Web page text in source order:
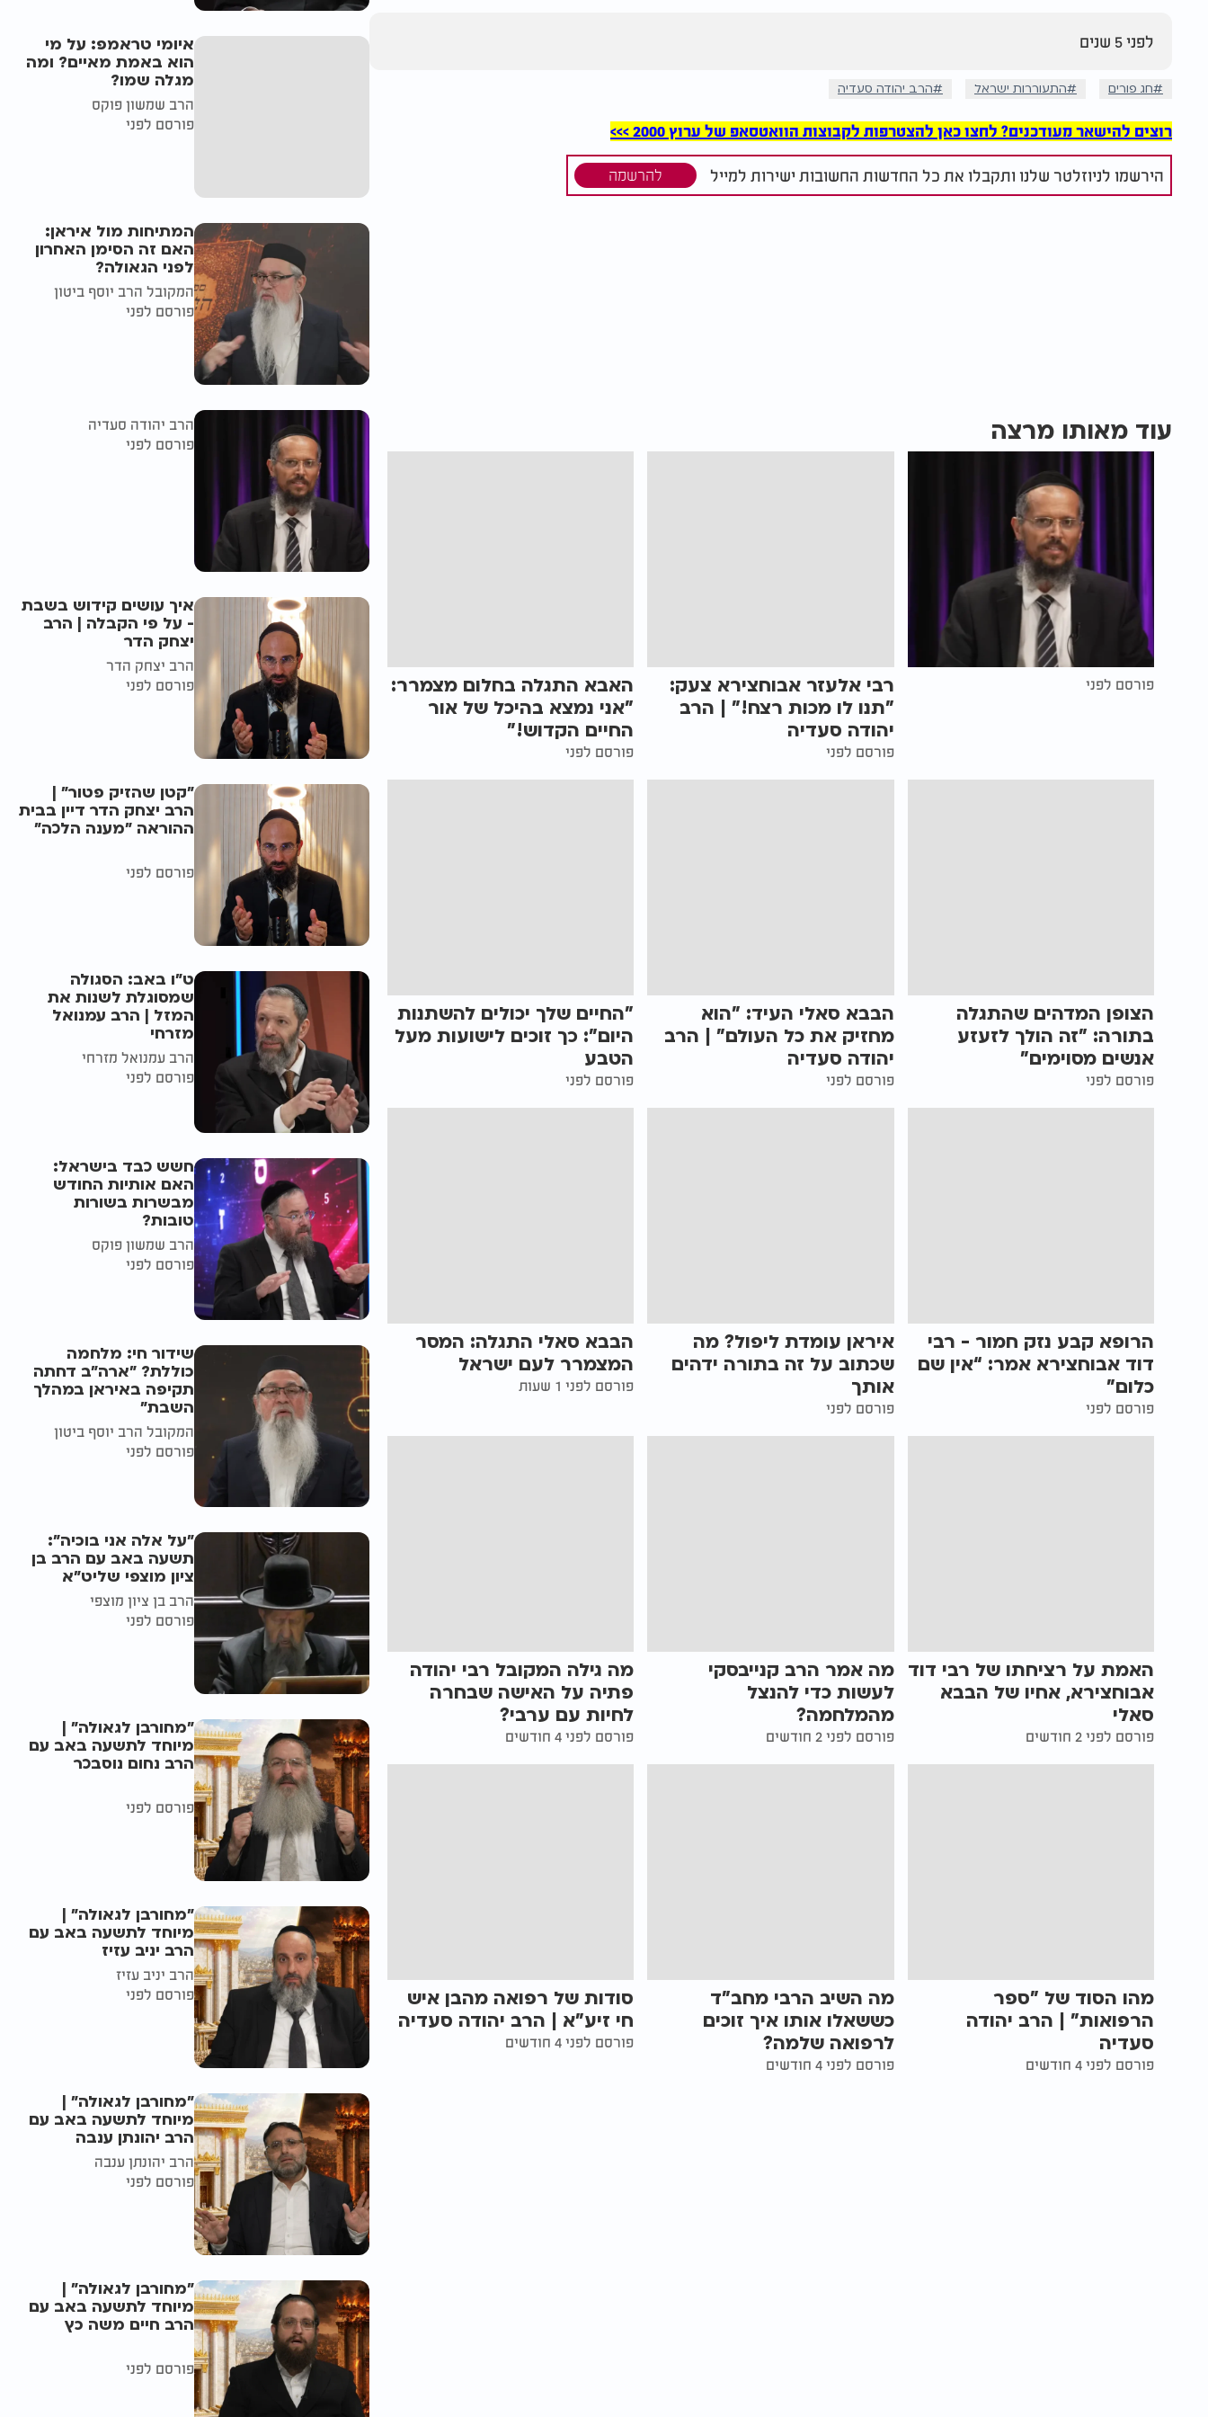
לפני 5 שנים
חג פורים התעוררות ישראל הרב יהודה סעדיה
רוצים להישאר מעודכנים? לחצו כאן להצטרפות לקבוצות הוואטסאפ של ערוץ 2000 >>>
הירשמו לניוזלטר שלנו ותקבלו את כל החדשות החשובות ישירות למייל להרשמה
עוד מאותו מרצה
פורסם לפני
רבי אלעזר אבוחצירא צעק:
"תנו לו מכות רצח!" | הרב
יהודה סעדיה
פורסם לפני
האבא התגלה בחלום מצמרר:
"אני נמצא בהיכל של אור
החיים הקדוש!"
פורסם לפני
הצופן המדהים שהתגלה
בתורה: "זה הולך לזעזע
אנשים מסוימים"
פורסם לפני
הבבא סאלי העיד: "הוא
מחזיק את כל העולם" | הרב
יהודה סעדיה
פורסם לפני
"החיים שלך יכולים להשתנות
היום": כך זוכים לישועות מעל
הטבע
פורסם לפני
הרופא קבע נזק חמור - רבי
דוד אבוחצירא אמר: “אין שם
כלום”
פורסם לפני
איראן עומדת ליפול? מה
שכתוב על זה בתורה ידהים
אותך
פורסם לפני
הבבא סאלי התגלה: המסר
המצמרר לעם ישראל
פורסם לפני 1 שעות
האמת על רציחתו של רבי דוד
אבוחצירא, אחיו של הבבא
סאלי
פורסם לפני 2 חודשים
מה אמר הרב קנייבסקי
לעשות כדי להנצל
מהמלחמה?
פורסם לפני 2 חודשים
מה גילה המקובל רבי יהודה
פתיה על האישה שבחרה
לחיות עם ערבי?
פורסם לפני 4 חודשים
מהו הסוד של "ספר
הרפואות" | הרב יהודה
סעדיה
פורסם לפני 4 חודשים
מה השיב הרבי מחב"ד
כששאלו אותו איך זוכים
לרפואה שלמה?
פורסם לפני 4 חודשים
סודות של רפואה מהבן איש
חי זיע"א | הרב יהודה סעדיה
פורסם לפני 4 חודשים
איומי טראמפ: על מי
הוא באמת מאיים? ומה
מגלה שמו?
הרב שמשון פוקס
פורסם לפני
המתיחות מול איראן:
האם זה הסימן האחרון
לפני הגאולה?
המקובל הרב יוסף ביטון
פורסם לפני
הרב יהודה סעדיה
פורסם לפני
איך עושים קידוש בשבת
- על פי הקבלה | הרב
יצחק הדר
הרב יצחק הדר
פורסם לפני
"קטן שהזיק פטור" |
הרב יצחק הדר דיין בבית
ההוראה "מענה הלכה"
פורסם לפני
ט"ו באב: הסגולה
שמסוגלת לשנות את
המזל | הרב עמנואל
מזרחי
הרב עמנואל מזרחי
פורסם לפני
חשש כבד בישראל:
האם אותיות החודש
מבשרות בשורות
טובות?
הרב שמשון פוקס
פורסם לפני
שידור חי: מלחמה
כוללת? ״ארה"ב דחתה
תקיפה באיראן במהלך
השבת״
המקובל הרב יוסף ביטון
פורסם לפני
"על אלה אני בוכיה":
תשעה באב עם הרב בן
ציון מוצפי שליט"א
הרב בן ציון מוצפי
פורסם לפני
"מחורבן לגאולה" |
מיוחד לתשעה באב עם
הרב נחום נוסבכר
פורסם לפני
"מחורבן לגאולה" |
מיוחד לתשעה באב עם
הרב יניב עזיז
הרב יניב עזיז
פורסם לפני
"מחורבן לגאולה" |
מיוחד לתשעה באב עם
הרב יהונתן ענבה
הרב יהונתן ענבה
פורסם לפני
"מחורבן לגאולה" |
מיוחד לתשעה באב עם
הרב חיים משה כץ
פורסם לפני